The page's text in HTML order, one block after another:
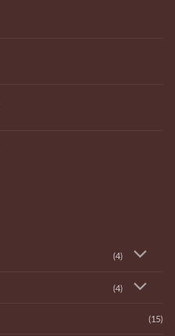
(4)
(4)
(15)